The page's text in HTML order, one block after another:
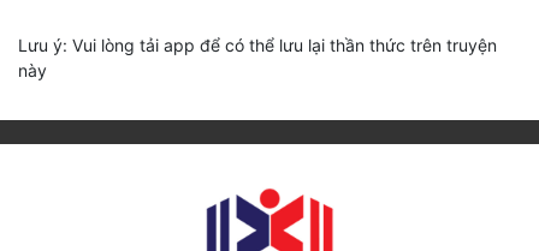
Lưu ý: Vui lòng tải app để có thể lưu lại thần thức trên truyện
này